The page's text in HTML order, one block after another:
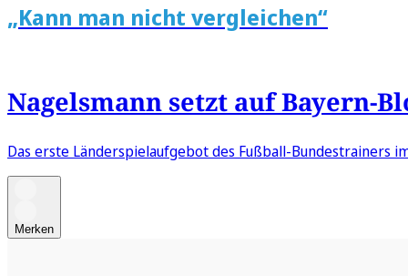
„Kann man nicht vergleichen“
Nagelsmann setzt auf Bayern-
Das erste Länderspielaufgebot des Fußball-Bundestrainers
Merken